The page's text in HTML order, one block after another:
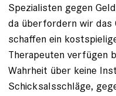
Spezialisten gegen
da überfordern wir das
schaffen ein
Therapeuten verfügen
Wahrheit über keine
Schicksalsschläge,